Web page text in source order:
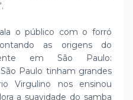
o público com o forró
as origens do
em São Paulo:
Paulo tinham grandes
Virgulino nos ensinou
a suavidade do samba